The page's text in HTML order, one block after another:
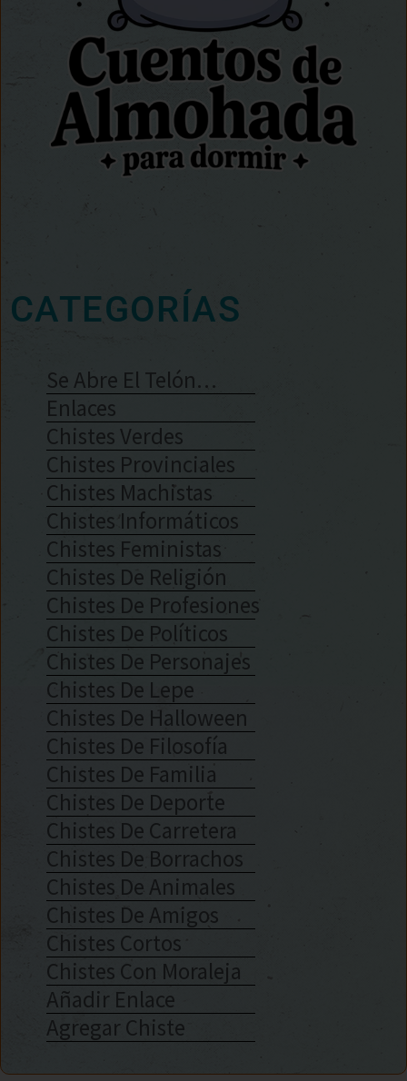
CATEGORÍAS
Se Abre El Telón…
Enlaces
Chistes Verdes
Chistes Provinciales
Chistes Machistas
Chistes Informáticos
Chistes Feministas
Chistes De Religión
Chistes De Profesiones
Chistes De Políticos
Chistes De Personajes
Chistes De Lepe
Chistes De Halloween
Chistes De Filosofía
Chistes De Familia
Chistes De Deporte
Chistes De Carretera
Chistes De Borrachos
Chistes De Animales
Chistes De Amigos
Chistes Cortos
Chistes Con Moraleja
Añadir Enlace
Agregar Chiste